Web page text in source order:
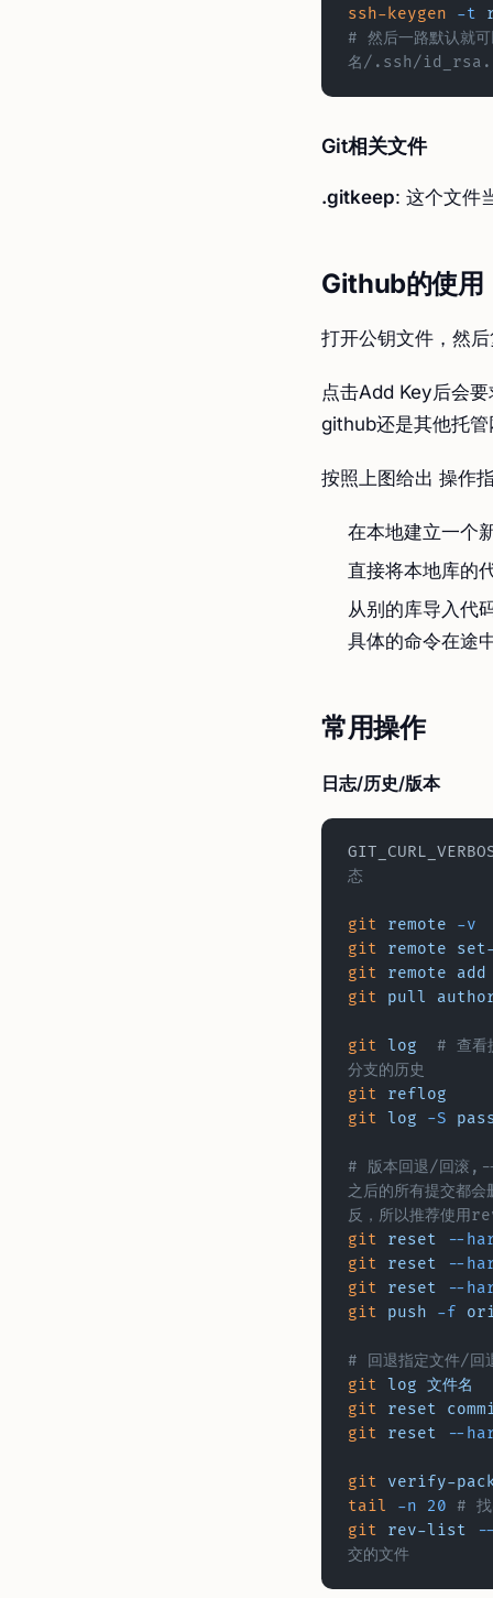
ssh-keygen -t
# 然后一路默认就
名/.ssh/
Git相关文件
.gitkeep: 这个文件
Github的使用
打开公钥文件，然
点击Add Key后会
github还是其他托管
按照上图给出 操作
在本地建立一个
直接将本地库的
从别的库导入代
具体的命令在途
常用操作
日志/历史/版本
态
git remote -v
git remote
git remote add
git pull
git log
# 查看
分支的历史
git reflog
git log -S
# 版本回退/回滚,--
之后的所有提交都
反，所以推荐使
git reset --
git reset --
git reset --
git push -f
# 回退指定文件/回
git log 文件名
git reset
git reset --
git verify-
tail
-n 20 # 找
git rev-list
交的文件